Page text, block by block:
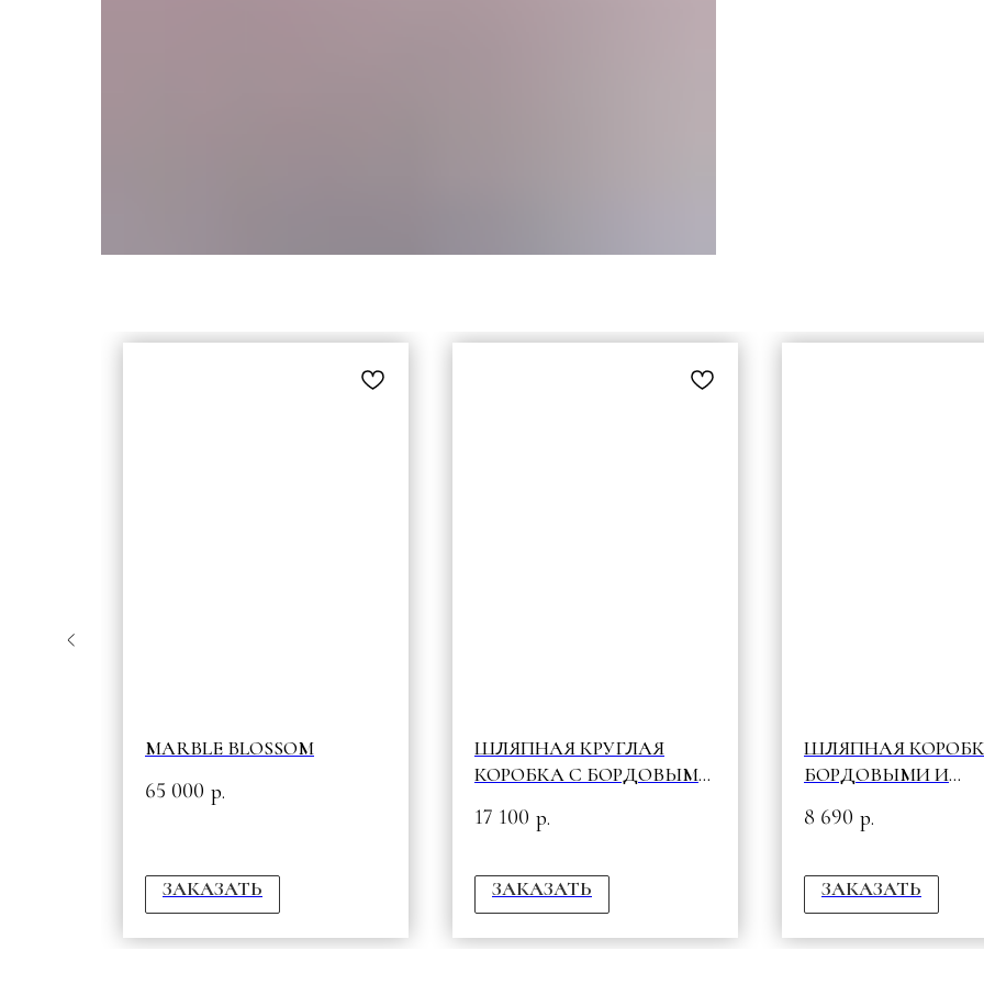
MARBLE BLOSSOM
65 000 р.
ЗАКАЗАТЬ
ШЛЯПНАЯ КРУГЛАЯ
КОРОБКА С БОРДОВЫМИ
17 100 р.
ЗАКАЗАТЬ
ШЛЯПНАЯ
БОРДОВЫМИ И
8 690 р.
ЗАКАЗАТЬ